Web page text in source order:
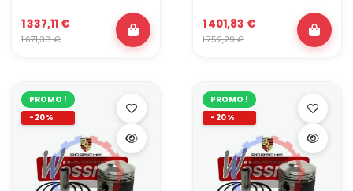
1 337,11 €
1 671,38 €
1 401,83 €
1 752,29 €
PROMO !
-20%
PROMO !
-20%